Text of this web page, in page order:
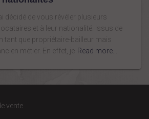
décidé de vous révéler plusieurs
et à leur nationalité. Issus de
tant que propriétaire-bailleur mais
métier. En effet, je Read more…
vente